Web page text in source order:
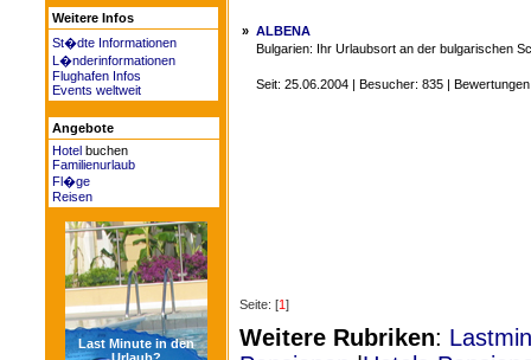
Weitere Infos
St�dte Informationen
L�nderinformationen
Flughafen Infos
Events weltweit
Angebote
Hotel buchen
Familienurlaub
Fl�ge
Reisen
Last Minute in den
» ALBENA
Bulgarien: Ihr Urlaubsort an der bulgarischen
Seit: 25.06.2004 | Besucher: 835 |
Seite: [1]
Weitere Rubriken: